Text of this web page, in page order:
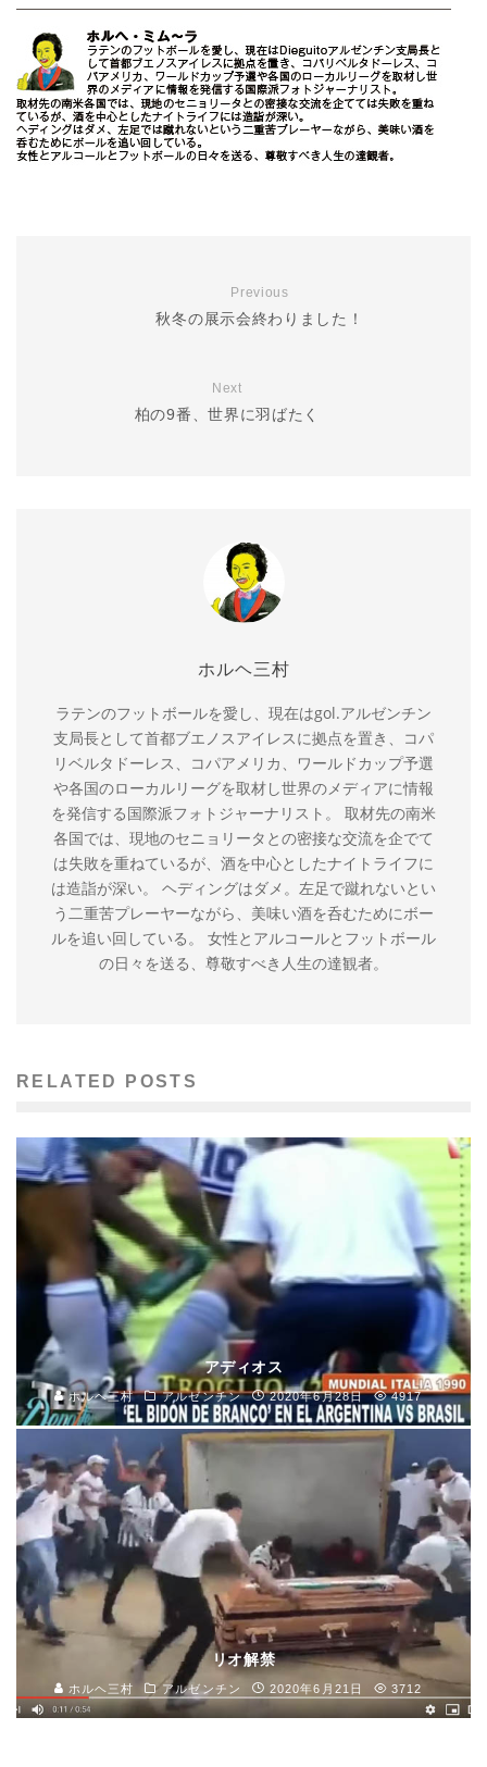
Previous
秋冬の展示会終わりました！
Next
柏の9番、世界に羽ばたく
ホルヘ三村
ラテンのフットボールを愛し、現在はgol.アルゼンチン
支局長として首都ブエノスアイレスに拠点を置き、コパ
リベルタドーレス、コパアメリカ、ワールドカップ予選
や各国のローカルリーグを取材し世界のメディアに情報
を発信する国際派フォトジャーナリスト。 取材先の南米
各国では、現地のセニョリータとの密接な交流を企でて
は失敗を重ねているが、酒を中心としたナイトライフに
は造詣が深い。 ヘディングはダメ。左足で蹴れないとい
う二重苦プレーヤーながら、美味い酒を呑むためにボー
ルを追い回している。 女性とアルコールとフットボール
の日々を送る、尊敬すべき人生の達観者。
RELATED POSTS
アディオス
ホルヘ三村 アルゼンチン 2020年6月28日 4917
リオ解禁
ホルヘ三村 アルゼンチン 2020年6月21日 3712